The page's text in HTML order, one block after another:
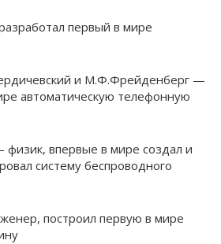
первый в мире
и М.Ф.Фрейденберг —
автоматическую телефонную
впервые в мире создал и
систему беспроводного
построил первую в мире